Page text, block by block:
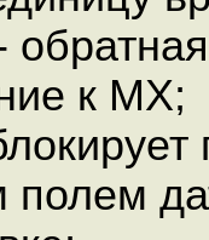
к MX;
полем